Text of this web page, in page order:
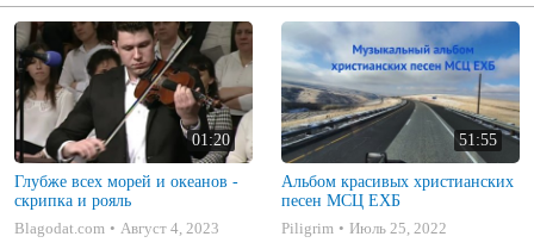
01:20
Глубже всех морей и океанов -
скрипка и рояль
Blagodat.com
Август 4, 2023
51:55
Альбом красивых христианских
песен МСЦ ЕХБ
Piligrim
Июль 25, 2022